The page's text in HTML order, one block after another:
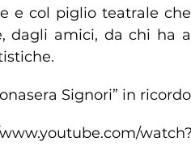
e col piglio teatrale
dagli amici, da chi ha
Signori” in